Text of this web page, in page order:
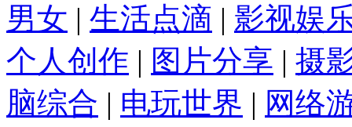
男女 | 生活点滴 | 影视娱
个人创作 | 图片分享 | 摄
脑综合 | 电玩世界 | 网络